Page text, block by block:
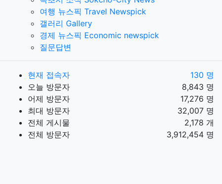
여행 뉴스픽 Travel Newspick
갤러리 Gallery
경제 뉴스픽 Economic newspick
질문답변
현재 접속자
130 명
오늘 방문자
8,843 명
어제 방문자
17,276 명
최대 방문자
32,007 명
전체 게시물
2,178 개
전체 방문자
3,912,454 명